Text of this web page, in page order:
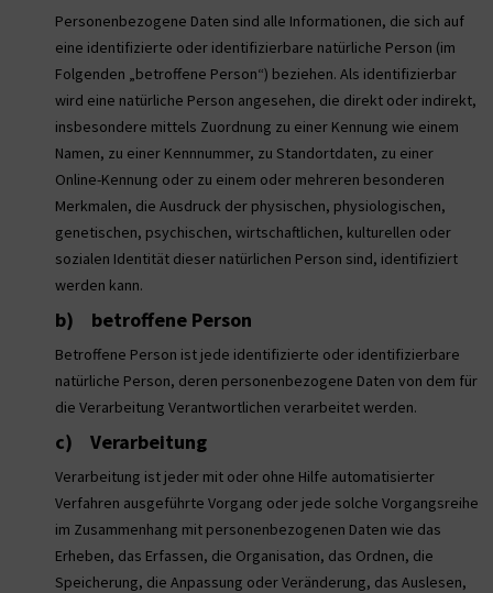
Personenbezogene Daten sind alle Informationen, die sich auf
eine identifizierte oder identifizierbare natürliche Person (im
Folgenden „betroffene Person“) beziehen. Als identifizierbar
wird eine natürliche Person angesehen, die direkt oder indirekt,
insbesondere mittels Zuordnung zu einer Kennung wie einem
Namen, zu einer Kennnummer, zu Standortdaten, zu einer
Online-Kennung oder zu einem oder mehreren besonderen
Merkmalen, die Ausdruck der physischen, physiologischen,
genetischen, psychischen, wirtschaftlichen, kulturellen oder
sozialen Identität dieser natürlichen Person sind, identifiziert
werden kann.
b) betroffene Person
Betroffene Person ist jede identifizierte oder identifizierbare
natürliche Person, deren personenbezogene Daten von dem für
die Verarbeitung Verantwortlichen verarbeitet werden.
c) Verarbeitung
Verarbeitung ist jeder mit oder ohne Hilfe automatisierter
Verfahren ausgeführte Vorgang oder jede solche Vorgangsreihe
im Zusammenhang mit personenbezogenen Daten wie das
Erheben, das Erfassen, die Organisation, das Ordnen, die
Speicherung, die Anpassung oder Veränderung, das Auslesen,